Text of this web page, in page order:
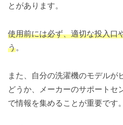
とがあります。
使用前には必ず、適切な投入口
う。
また、自分の洗濯機のモデルが
どうか、メーカーのサポートセ
で情報を集めることが重要です。